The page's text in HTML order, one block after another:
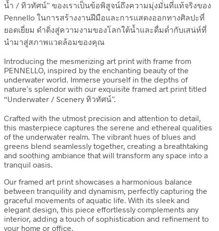
น้ำ / ทิวทัศน์” ของเราเป็นข้อพิสูจน์ถึงความมุ่งมั่นที่แท้จริงของ
Pennello ในการสร้างงานฝีมือและการแสดงออกทางศิลปะที่
ยอดเยี่ยม ดำดิ่งสู่ความงามของโลกใต้น้ำและดื่มด่ำกับเสน่ห์ที่
นำมาสู่สภาพแวดล้อมของคุณ
Introducing the mesmerizing art print with frame from
PENNELLO, inspired by the enchanting beauty of the
underwater world. Immerse yourself in the depths of
nature’s splendor with our exquisite framed art print titled
“Underwater / Scenery ทิวทัศน์”.
Crafted with the utmost precision and attention to detail,
this masterpiece captures the serene and ethereal qualities
of the underwater realm. The vibrant hues of blues and
greens blend seamlessly together, creating a breathtaking
and soothing ambiance that will transform any space into a
tranquil oasis.
Our framed art print showcases a harmonious balance
between tranquility and dynamism, perfectly capturing the
graceful movements of aquatic life. With its sleek and
elegant design, this piece effortlessly complements any
interior, adding a touch of sophistication and refinement to
your home or office.